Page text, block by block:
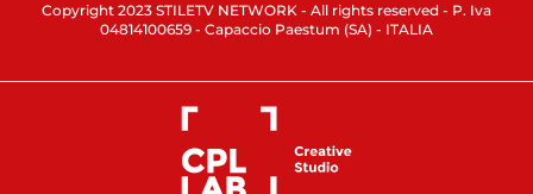
Copyright 2023 STILETV NETWORK - All rights reserved - P. Iva
04814100659 - Capaccio Paestum (SA) - ITALIA